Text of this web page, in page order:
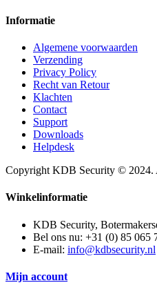
Informatie
Algemene voorwaarden
Verzending
Privacy Policy
Recht van Retour
Klachten
Contact
Support
Downloads
Helpdesk
Copyright KDB Security © 2024.
Winkelinformatie
KDB Security,
Bel ons nu: +31 (0) 85 065
E-mail: info@kdbsecurity.nl
Mijn account